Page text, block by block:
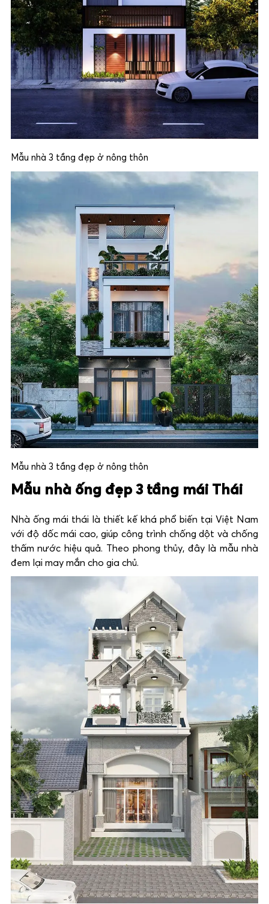
Mẫu nhà 3 tầng đẹp ở nông thôn
Mẫu nhà 3 tầng đẹp ở nông thôn
Mẫu nhà ống đẹp 3 tầng mái Thái
Nhà ống mái thái là thiết kế khá phổ biến tại Việt Nam
với độ dốc mái cao, giúp công trình chống dột và chống
thấm nước hiệu quả. Theo phong thủy, đây là mẫu nhà
đem lại may mắn cho gia chủ.